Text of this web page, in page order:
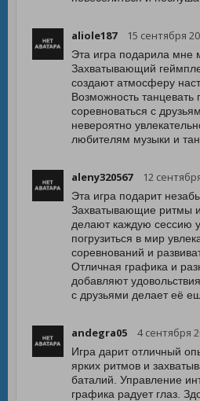
aliole187 15 сентября
Эта игра подарила мне
Захватывающий
создают атмосферу
Возможность танцевать
соревноваться с
невероятно
любителям музыки и
aleny320567 12
Эта игра подарит
Захватывающие ритмы
делают каждую сессию
погрузиться в мир
соревнований и
Отличная графика и
добавляют
с друзьями делает её
andegra05 4 сентября
Игра дарит отличный
ярких ритмов и
баталий. Управление
графика радует глаз.